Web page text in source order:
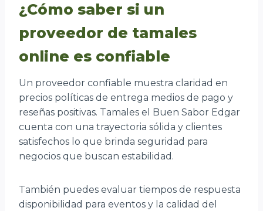
¿Cómo saber si un
proveedor de tamales
online es confiable
Un proveedor confiable muestra claridad en
precios políticas de entrega medios de pago y
reseñas positivas. Tamales el Buen Sabor Edgar
cuenta con una trayectoria sólida y clientes
satisfechos lo que brinda seguridad para
negocios que buscan estabilidad.
También puedes evaluar tiempos de respuesta
disponibilidad para eventos y la calidad del